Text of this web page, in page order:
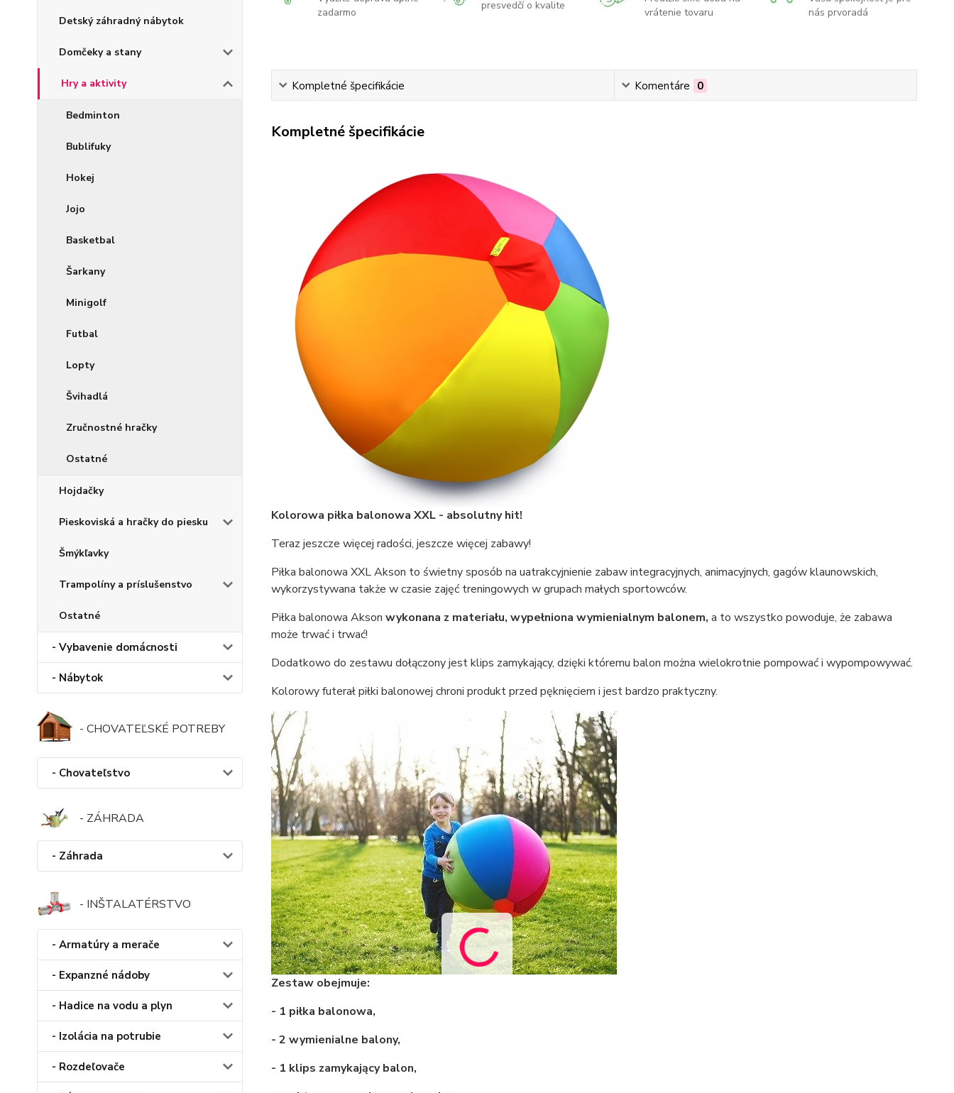
Detský záhradný nábytok
Domčeky a stany
Hry a aktivity
Bedminton
Bublifuky
Hokej
Jojo
Basketbal
Šarkany
Minigolf
Futbal
Lopty
Švihadlá
Zručnostné hračky
Ostatné
Hojdačky
Pieskoviská a hračky do piesku
Šmýkľavky
Trampolíny a príslušenstvo
Ostatné
- Vybavenie domácnosti
- Nábytok
- CHOVATEĽSKÉ POTREBY
- Chovateľstvo
- ZÁHRADA
- Záhrada
- INŠTALATÉRSTVO
- Armatúry a merače
- Expanzné nádoby
- Hadice na vodu a plyn
- Izolácia na potrubie
- Rozdeľovače
zadarmo
presvedčí o kvalite
vrátenie tovaru
nás prvoradá
Kompletné špecifikácie Komentáre 0
Kompletné špecifikácie
Kolorowa piłka balonowa XXL - absolutny hit!
Teraz jeszcze więcej radości, jeszcze więcej zabawy!
Piłka balonowa XXL Akson to świetny sposób na uatrakcyjnienie zabaw integracyjnych, animacyjnych, gagów klaunowskich,
wykorzystywana także w czasie zajęć treningowych w grupach małych sportowców.
Piłka balonowa Akson wykonana z materiału, wypełniona wymienialnym balonem, a to wszystko powoduje, że zabawa
może trwać i trwać!
Dodatkowo do zestawu dołączony jest klips zamykający, dzięki któremu balon można wielokrotnie pompować i wypompowywać.
Kolorowy futerał piłki balonowej chroni produkt przed pęknięciem i jest bardzo praktyczny.
Zestaw obejmuje:
- 1 piłka balonowa,
- 2 wymienialne balony,
- 1 klips zamykający balon,